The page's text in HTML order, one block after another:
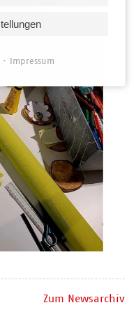
Zum Newsarchiv
Impressum